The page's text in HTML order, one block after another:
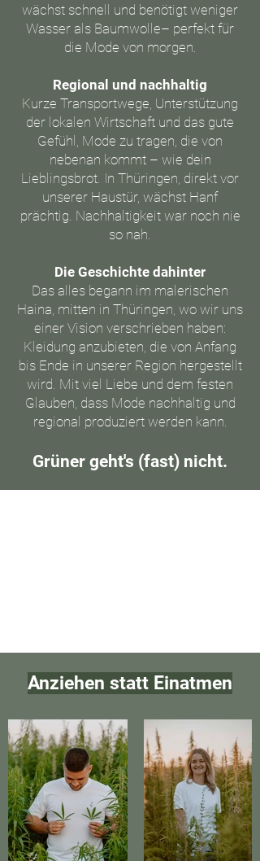
wächst schnell und benötigt weniger
Wasser als Baumwolle– perfekt für
die Mode von morgen.
Regional und nachhaltig
Kurze Transportwege, Unterstützung
der lokalen Wirtschaft und das gute
Gefühl, Mode zu tragen, die von
nebenan kommt – wie dein
Lieblingsbrot. In Thüringen, direkt vor
unserer Haustür, wächst Hanf
prächtig. Nachhaltigkeit war noch nie
so nah.
Die Geschichte dahinter​
Das alles begann im malerischen
Haina, mitten in Thüringen, wo wir uns
einer Vision verschrieben haben:
Kleidung anzubieten, die von Anfang
bis Ende in unserer Region hergestellt
wird. Mit viel Liebe und dem festen
Glauben, dass Mode nachhaltig und
regional produziert werden kann.
Grüner geht's (fast) nicht.
Anziehen statt Einatmen